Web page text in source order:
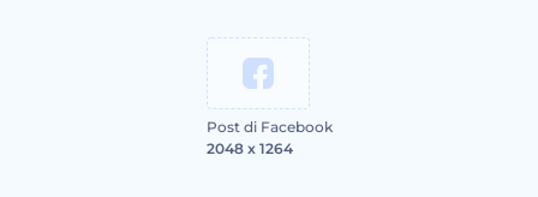
Post di Facebook
2048 x 1264